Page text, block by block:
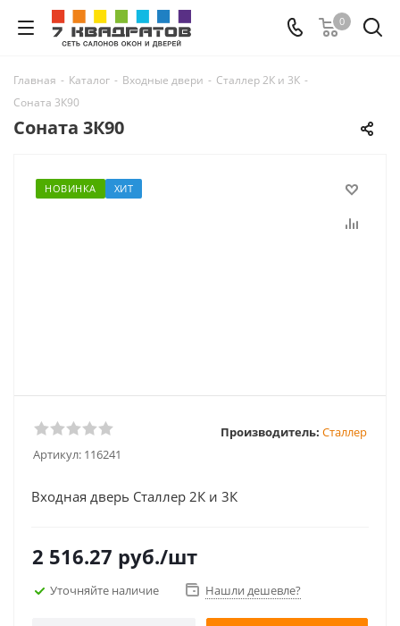
0
Главная - Каталог - Входные двери - Сталлер 2К и 3К -
Соната 3К90
Соната 3К90
НОВИНКА ХИТ
Артикул: 116241
Производитель: Сталлер
Входная дверь Сталлер 2К и 3К
2 516.27 руб./шт
Уточняйте наличие Нашли дешевле?